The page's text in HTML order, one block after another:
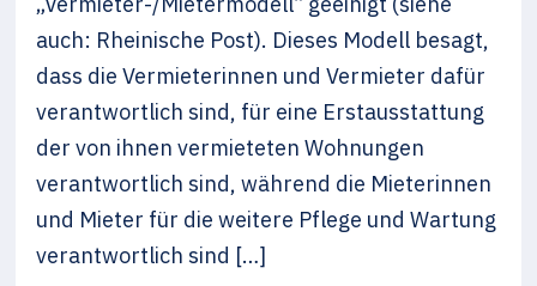
auch: Rheinische Post). Dieses Modell besagt,
dass die Vermieterinnen und Vermieter dafür
verantwortlich sind, für eine Erstausstattung
der von ihnen vermieteten Wohnungen
verantwortlich sind, während die Mieterinnen
und Mieter für die weitere Pflege und Wartung
verantwortlich sind […]